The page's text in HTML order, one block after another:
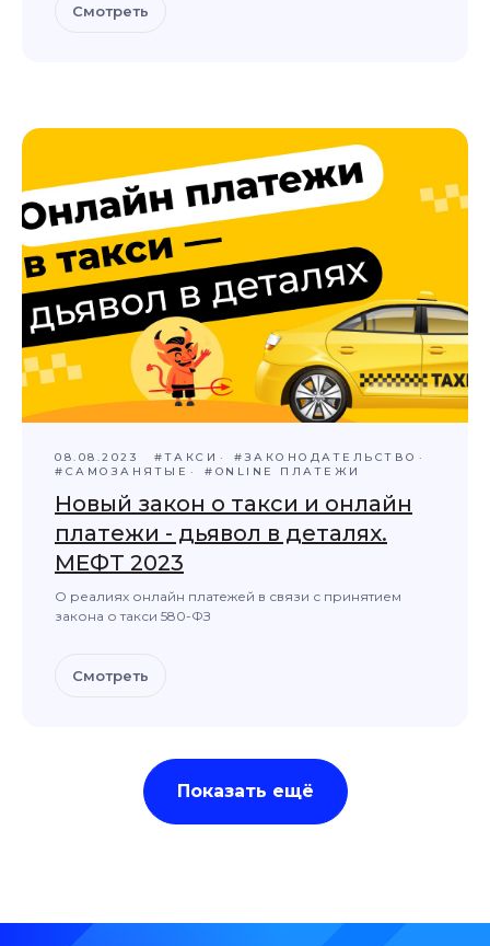
Смотреть
08.08.2023 #ТАКСИ
#ЗАКОНОДАТЕЛЬСТВО
#САМОЗАНЯТЫЕ
#ONLINE ПЛАТЕЖИ
Новый закон о такси и онлайн
платежи - дьявол в деталях.
МЕФТ 2023
О реалиях онлайн платежей в связи с принятием
закона о такси 580-ФЗ
Смотреть
Показать ещё